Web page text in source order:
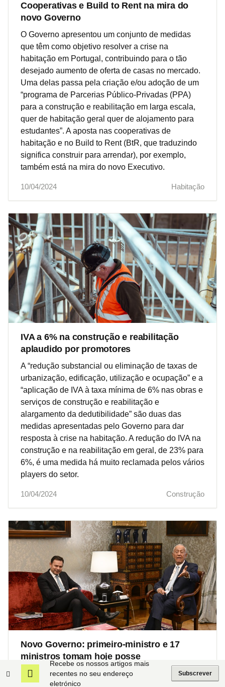
Cooperativas e Build to Rent na mira do
novo Governo
O Governo apresentou um conjunto de medidas
que têm como objetivo resolver a crise na
habitação em Portugal, contribuindo para o tão
desejado aumento de oferta de casas no mercado.
Uma delas passa pela criação e/ou adoção de um
“programa de Parcerias Público-Privadas (PPA)
para a construção e reabilitação em larga escala,
quer de habitação geral quer de alojamento para
estudantes”. A aposta nas cooperativas de
habitação e no Build to Rent (BtR, que traduzindo
significa construir para arrendar), por exemplo,
também está na mira do novo Executivo.
10/04/2024 Habitação
IVA a 6% na construção e reabilitação
aplaudido por promotores
A “redução substancial ou eliminação de taxas de
urbanização, edificação, utilização e ocupação” e a
“aplicação de IVA à taxa mínima de 6% nas obras e
serviços de construção e reabilitação e
alargamento da dedutibilidade” são duas das
medidas apresentadas pelo Governo para dar
resposta à crise na habitação. A redução do IVA na
construção e na reabilitação em geral, de 23% para
6%, é uma medida há muito reclamada pelos vários
players do setor.
10/04/2024 Construção
Novo Governo: primeiro-ministro e 17
ministros tomam hoje posse
O primeiro-ministro, Luís Montenegro, e os 17
ministros do XXIV Governo Constitucional tomam
Recebe os nossos artigos mais
recentes no seu endereço
eletrónico
Subscrever